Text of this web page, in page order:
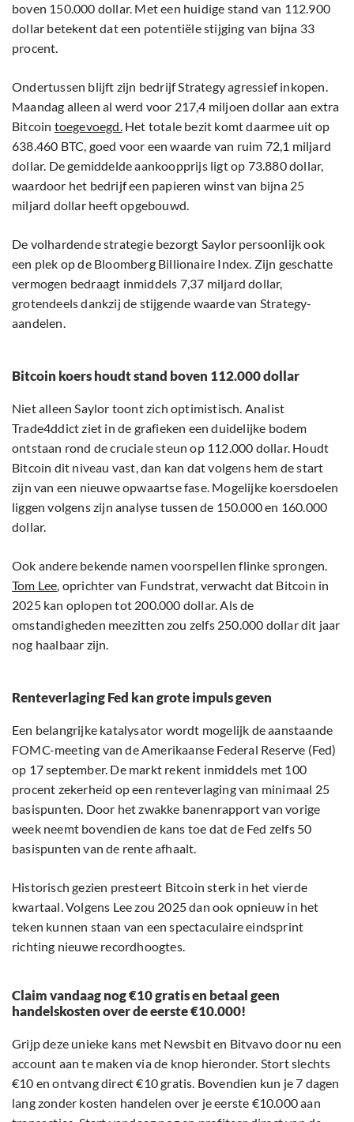
boven 150.000 dollar. Met een huidige stand van 112.900
dollar betekent dat een potentiële stijging van bijna 33
procent.
Ondertussen blijft zijn bedrijf Strategy agressief inkopen.
Maandag alleen al werd voor 217,4 miljoen dollar aan extra
Bitcoin toegevoegd.Het totale bezit komt daarmee uit op
638.460 BTC, goed voor een waarde van ruim 72,1 miljard
dollar. De gemiddelde aankoopprijs ligt op 73.880 dollar,
waardoor het bedrijf een papieren winst van bijna 25
miljard dollar heeft opgebouwd.
De volhardende strategie bezorgt Saylor persoonlijk ook
een plek op de Bloomberg Billionaire Index. Zijn geschatte
vermogen bedraagt inmiddels 7,37 miljard dollar,
grotendeels dankzij de stijgende waarde van Strategy-
aandelen.
Bitcoin koers houdt stand boven 112.000 dollar
Niet alleen Saylor toont zich optimistisch. Analist
Trade4ddict ziet in de grafieken een duidelijke bodem
ontstaan rond de cruciale steun op 112.000 dollar. Houdt
Bitcoin dit niveau vast, dan kan dat volgens hem de start
zijn van een nieuwe opwaartse fase. Mogelijke koersdoelen
liggen volgens zijn analyse tussen de 150.000 en 160.000
dollar.
Ook andere bekende namen voorspellen flinke sprongen.
Tom Lee, oprichter van Fundstrat, verwacht dat Bitcoin in
2025 kan oplopen tot 200.000 dollar. Als de
omstandigheden meezitten zou zelfs 250.000 dollar dit jaar
nog haalbaar zijn.
Renteverlaging Fed kan grote impuls geven
Een belangrijke katalysator wordt mogelijk de aanstaande
FOMC-meeting van de Amerikaanse Federal Reserve (Fed)
op 17 september. De markt rekent inmiddels met 100
procent zekerheid op een renteverlaging van minimaal 25
basispunten. Door het zwakke banenrapport van vorige
week neemt bovendien de kans toe dat de Fed zelfs 50
basispunten van de rente afhaalt.
Historisch gezien presteert Bitcoin sterk in het vierde
kwartaal. Volgens Lee zou 2025 dan ook opnieuw in het
teken kunnen staan van een spectaculaire eindsprint
richting nieuwe recordhoogtes.
Claim vandaag nog €10 gratis en betaal geen
handelskosten over de eerste €10.000!
Grijp deze unieke kans met Newsbit en Bitvavo door nu een
account aan te maken via de knop hieronder. Stort slechts
€10 en ontvang direct €10 gratis. Bovendien kun je 7 dagen
lang zonder kosten handelen over je eerste €10.000 aan